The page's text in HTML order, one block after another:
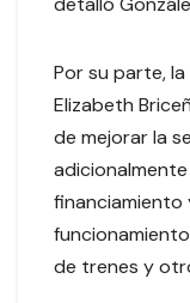
Por su parte,
Elizabeth
de mejorar la
financiamiento
de trenes y